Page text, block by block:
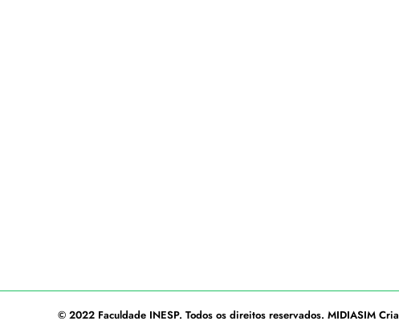
© 2022 Faculdade INESP. Todos os direitos reservados. MIDIASIM